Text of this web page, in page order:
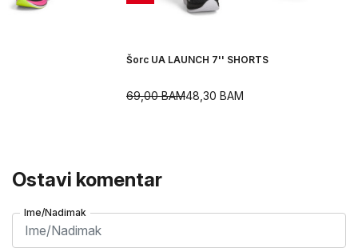
Šorc UA LAUNCH 7'' SHORTS
48,30 BAM
69,00BAM
Ostavi komentar
Ime/Nadimak